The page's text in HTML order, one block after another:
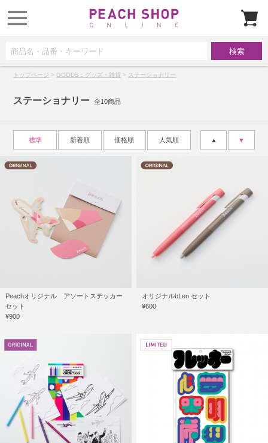
t
o
a
o
トップページ >GOODS：グッズ・雑貨 > ステーショナリー
ステーショナリー 全10商品
標準 新着順 価格順 人気順 ▼
▲
Peachオリジナル アソートステッカー
セット
¥900
オリジナルbLen セット
¥600